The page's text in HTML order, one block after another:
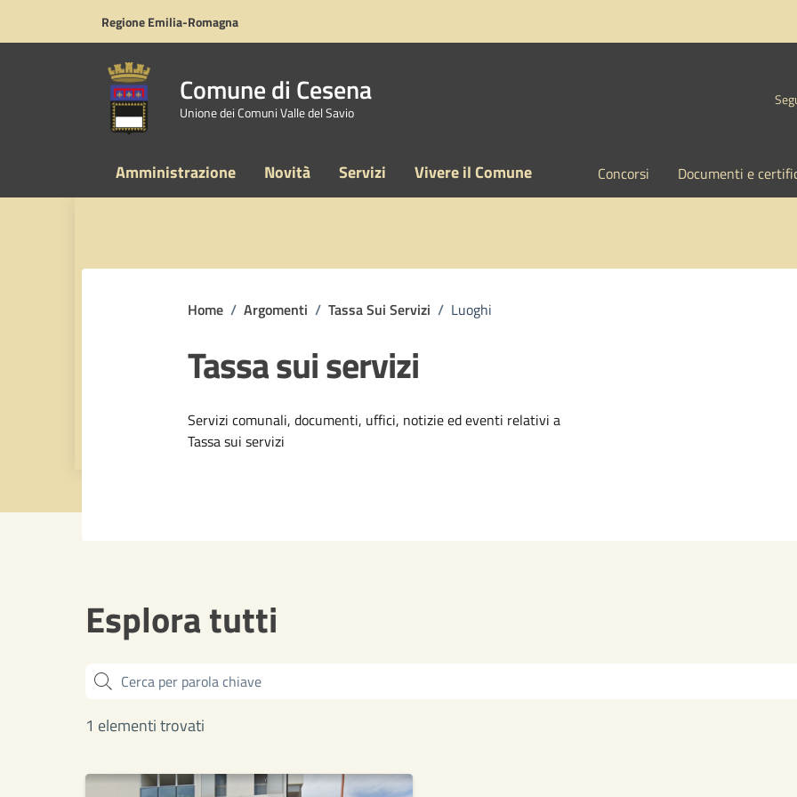
Regione Emilia-Romagna
Comune di Cesena
Unione dei Comuni Valle del Savio
Amministrazione Novità Servizi Vivere il Comune Concorsi Documenti e
Home / Argomenti / Tassa Sui Servizi / Luoghi
Tassa sui servizi
Dettagli dell'argomento
Servizi comunali, documenti, uffici, notizie ed eventi relativi a
Tassa sui servizi
Esplora tutti
Cerca
1 elementi trovati